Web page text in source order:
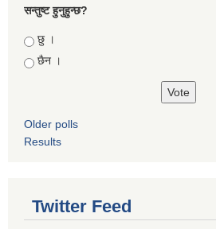
सन्तुष्ट हुनुहुन्छ?
Choices
छु ।
छैन ।
Older polls
Results
Twitter Feed